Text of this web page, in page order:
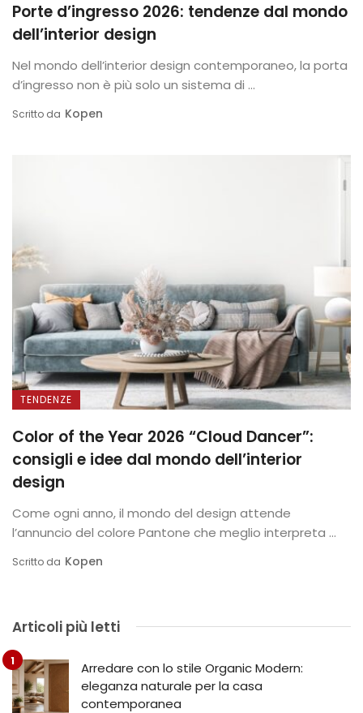
Porte d’ingresso 2026: tendenze dal mondo
dell’interior design
Nel mondo dell’interior design contemporaneo, la porta
d’ingresso non è più solo un sistema di ...
Scritto da Kopen
TENDENZE
Color of the Year 2026 “Cloud Dancer”:
consigli e idee dal mondo dell’interior
design
Come ogni anno, il mondo del design attende
l’annuncio del colore Pantone che meglio interpreta ...
Scritto da Kopen
Articoli più letti
Arredare con lo stile Organic Modern:
eleganza naturale per la casa
contemporanea